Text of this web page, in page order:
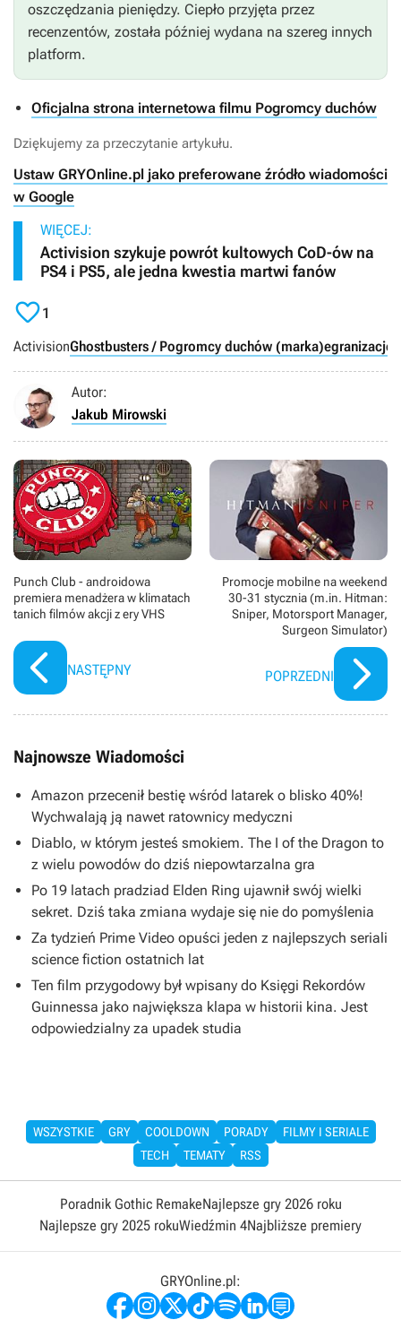
oszczędzania pieniędzy. Ciepło przyjęta przez
recenzentów, została później wydana na szereg innych
platform.
Oficjalna strona internetowa filmu Pogromcy duchów
Dziękujemy za przeczytanie artykułu.
Ustaw GRYOnline.pl jako preferowane źródło wiadomości
w Google
WIĘCEJ:
Activision szykuje powrót kultowych CoD-ów na
PS4 i PS5, ale jedna kwestia martwi fanów
1
ActivisionGhostbusters / Pogromcy duchów (marka)egranizacje
Autor:
Jakub Mirowski
Punch Club - androidowa
premiera menadżera w klimatach
tanich filmów akcji z ery VHS
NASTĘPNY
Promocje mobilne na weekend
30-31 stycznia (m.in. Hitman:
Sniper, Motorsport Manager,
Surgeon Simulator)
POPRZEDNI
Najnowsze Wiadomości
Amazon przecenił bestię wśród latarek o blisko 40%!
Wychwalają ją nawet ratownicy medyczni
Diablo, w którym jesteś smokiem. The I of the Dragon to
z wielu powodów do dziś niepowtarzalna gra
Po 19 latach pradziad Elden Ring ujawnił swój wielki
sekret. Dziś taka zmiana wydaje się nie do pomyślenia
Za tydzień Prime Video opuści jeden z najlepszych seriali
science fiction ostatnich lat
Ten film przygodowy był wpisany do Księgi Rekordów
Guinnessa jako największa klapa w historii kina. Jest
odpowiedzialny za upadek studia
WSZYSTKIE GRY COOLDOWN PORADY
FILMY I SERIALE
TECH
TEMATY RSS
Poradnik Gothic RemakeNajlepsze gry 2026 roku
Najlepsze gry 2025 rokuWiedźmin 4Najbliższe premiery
GRYOnline.pl: